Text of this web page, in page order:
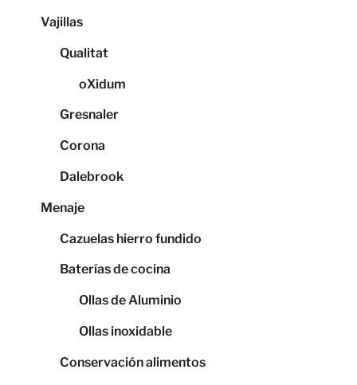
Vajillas
Qualitat
oXidum
Gresnaler
Corona
Dalebrook
Menaje
Cazuelas hierro fundido
Baterías de cocina
Ollas de Aluminio
Ollas inoxidable
Conservación alimentos